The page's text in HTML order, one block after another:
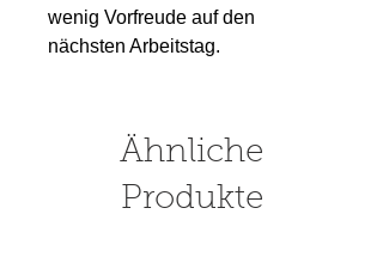
wenig Vorfreude auf den
nächsten Arbeitstag.
Ähnliche
Produkte